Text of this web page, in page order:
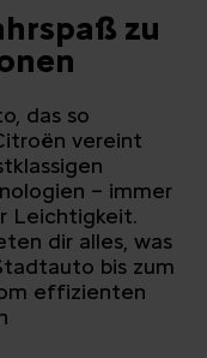
zu
das so
vereint
– immer
Leichtigkeit.
dir alles, was
bis zum
effizienten